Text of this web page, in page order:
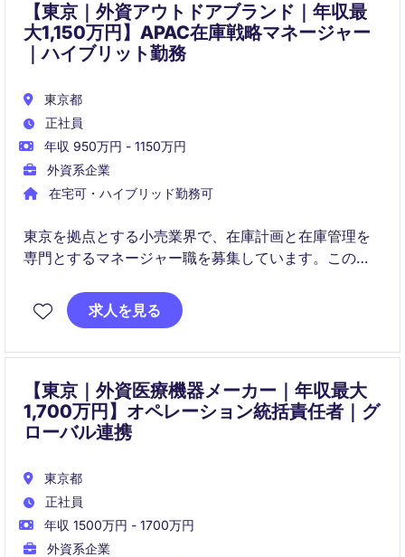
【東京｜外資アウトドアブランド｜年収最
大1,150万円】APAC在庫戦略マネージャー
｜ハイブリット勤務
東京都
正社員
年収 950万円 - 1150万円
外資系企業
在宅可・ハイブリッド勤務可
東京を拠点とする小売業界で、在庫計画と在庫管理を
専門とするマネージャー職を募集しています。このポ
在庫管理の最適化をリードしていただきます。
求人を見る
【東京｜外資医療機器メーカー｜年収最大
1,700万円】オペレーション統括責任者｜グ
ローバル連携
東京都
正社員
年収 1500万円 - 1700万円
外資系企業